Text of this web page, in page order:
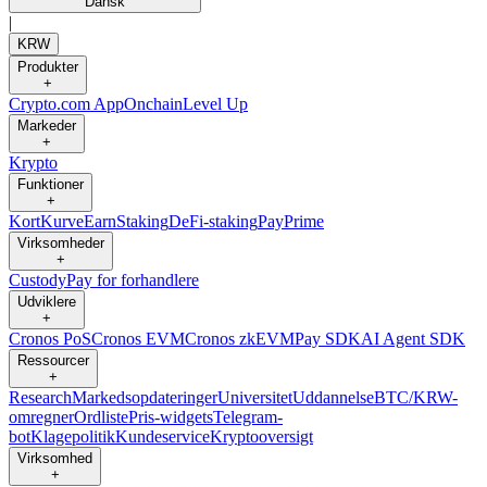
|
KRW
Produkter
+
Crypto.com AppOnchainLevel Up
Markeder
+
Krypto
Funktioner
+
KortKurveEarnStakingDeFi-stakingPayPrime
Virksomheder
+
CustodyPay for forhandlere
Udviklere
+
Cronos PoSCronos EVMCronos zkEVMPay SDKAI Agent SDK
Ressourcer
+
ResearchMarkedsopdateringerUniversitetUddannelseBTC/KRW-
omregnerOrdlistePris-widgetsTelegram-
botKlagepolitikKundeserviceKryptooversigt
Virksomhed
+